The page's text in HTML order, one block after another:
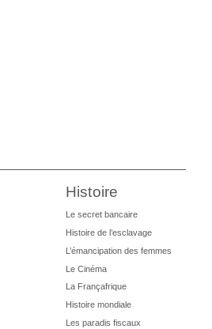
Histoire
Le secret bancaire
Histoire de l’esclavage
L’émancipation des femmes
Le Cinéma
La Françafrique
Histoire mondiale
Les paradis fiscaux